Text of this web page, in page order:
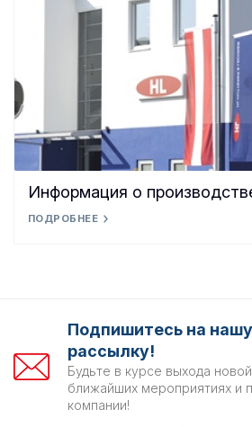
Информация о
ПОДРОБНЕЕ
Подпишитесь на
рассылку!
Будьте в курсе выхода
ближайших мероприятиях и
компании!